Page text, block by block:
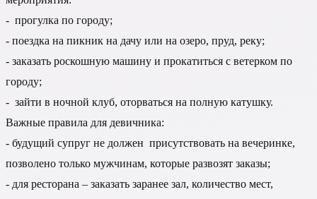
- прогулка по городу;
- поездка на пикник на дачу или на озеро, пруд, реку;
- заказать роскошную машину и прокатиться с ветерком по
городу;
- зайти в ночной клуб, оторваться на полную катушку.
Важные правила для девичника:
- будущий супруг не должен присутствовать на вечеринке,
позволено только мужчинам, которые развозят заказы;
- для ресторана – заказать заранее зал, количество мест,